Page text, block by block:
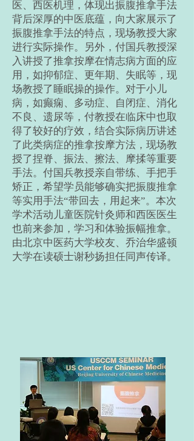
医、西医机理，体现出振腹推拿手法
背后深厚的中医底蕴，向大家展示了
振腹推拿手法的特点，现场教授大家
进行实际操作。另外，付国兵教授深
入讲授了推拿按摩在情志病方面的应
用，如抑郁症、更年期、失眠等，现
场教授了睡眠操的操作。对于小儿
病，如癫痫、多动症、自闭症、消化
不良、遗尿等，付教授在临床中也取
得了较好的疗效，结合实际病历讲述
了此类病症的推拿按摩方法，现场教
授了捏脊、振法、擦法、摩揉等重要
手法。付国兵教授亲自带练、手把手
矫正，希望学员能够确实把振腹推拿
等实用手法“带回去，用起来”。本次
学术活动儿童医院针灸师和西医医生
也前来参加，学习和体验振幅推拿。
由北京中医药大学校友、乔治华盛顿
大学在读硕士谢秒扬担任同声传译。